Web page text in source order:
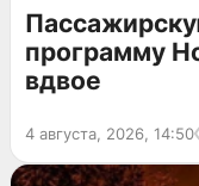
программу
вдвое
4 августа, 2026, 14:50